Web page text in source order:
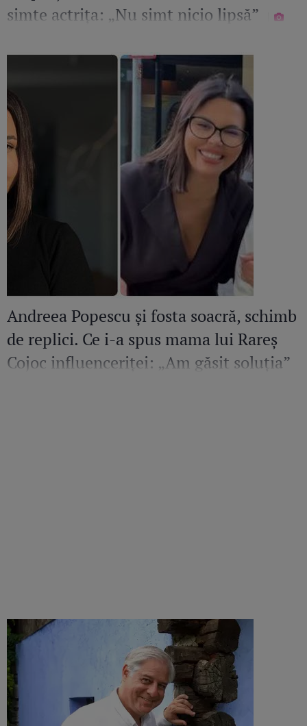
simte actrița: „Nu simt nicio lipsă”
Andreea Popescu și fosta soacră, schimb
de replici. Ce i-a spus mama lui Rareș
Cojoc influenceriței: „Am găsit soluția”